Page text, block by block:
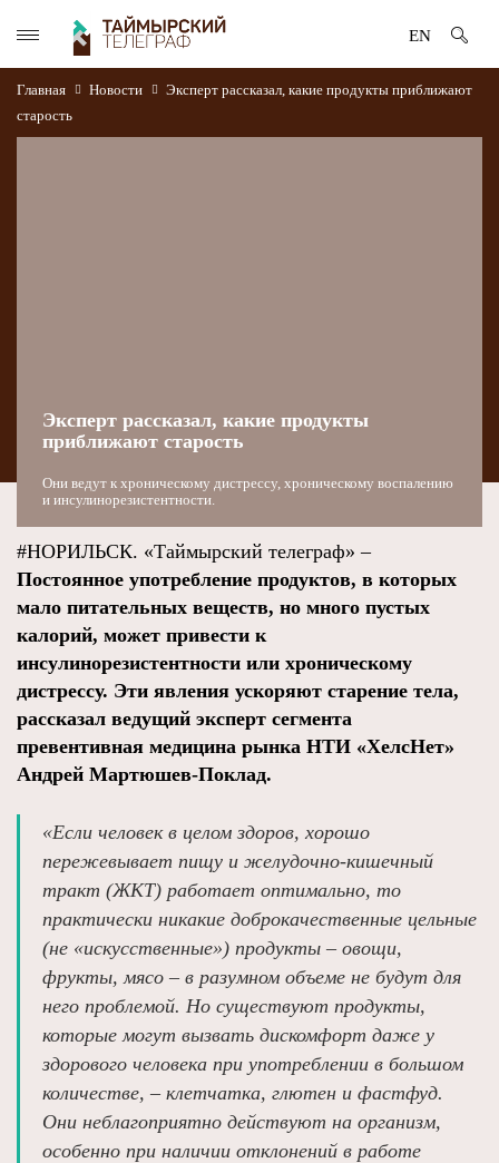
EN
Главная Новости
Эксперт рассказал, какие продукты приближают
старость
Эксперт рассказал, какие продукты
приближают старость
Они ведут к хроническому дистрессу, хроническому воспалению
и инсулинорезистентности.
#НОРИЛЬСК. «Таймырский телеграф» –
Постоянное употребление продуктов, в которых
мало питательных веществ, но много пустых
калорий, может привести к
инсулинорезистентности или хроническому
дистрессу. Эти явления ускоряют старение тела,
рассказал ведущий эксперт сегмента
превентивная медицина рынка НТИ «ХелсНет»
Андрей Мартюшев-Поклад.
«Если человек в целом здоров, хорошо
пережевывает пищу и желудочно-кишечный
тракт (ЖКТ) работает оптимально, то
практически никакие доброкачественные цельные
(не «искусственные») продукты – овощи,
фрукты, мясо – в разумном объеме не будут для
него проблемой. Но существуют продукты,
которые могут вызвать дискомфорт даже у
здорового человека при употреблении в большом
количестве, – клетчатка, глютен и фастфуд.
Они неблагоприятно действуют на организм,
особенно при наличии отклонений в работе